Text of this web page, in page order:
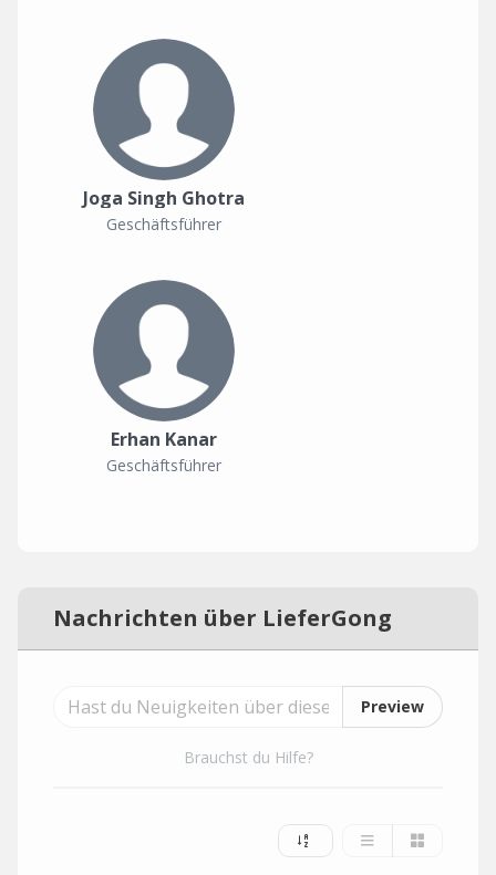
Joga Singh Ghotra
Geschäftsführer
Erhan Kanar
Geschäftsführer
Nachrichten über LieferGong
Preview
Brauchst du Hilfe?